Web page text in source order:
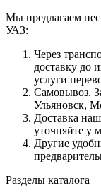
Мы предлагаем
УАЗ:
Через
доставку до
услуги
Самовывоз.
Ульяновск,
Доставка
уточняйте у
Другие
Разделы каталога